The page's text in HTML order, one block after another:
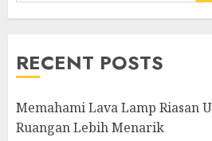
RECENT POSTS
Memahami Lava Lamp Riasan
Ruangan Lebih Menarik